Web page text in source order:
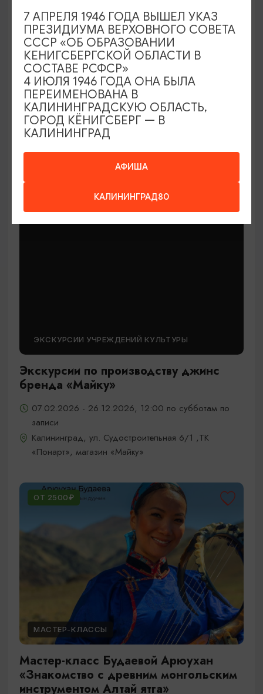
МАСТЕР-КЛАССЫ
Мастер-классы по керамике Елены
Бодяковой
Калининград, ул. Баранова, 45
ЭКСКУРСИИ УЧРЕЖДЕНИЙ КУЛЬТУРЫ
Экскурсии по производству джинс
бренда «Майку»
07.02.2026 - 26.12.2026, 12:00 по субботам по
записи
Калининград, ул. Судостроительная 6/1 ,ТК
«Понарт», магазин «Майку»
ОТ 2500₽
МАСТЕР-КЛАССЫ
Мастер-класс Будаевой Арюухан
«Знакомство с древним монгольским
инструментом Алтай ятга»
АФИША
КАЛИНИНГРАД80
7 АПРЕЛЯ 1946 ГОДА ВЫШЕЛ УКАЗ
ПРЕЗИДИУМА ВЕРХОВНОГО СОВЕТА
СССР «ОБ ОБРАЗОВАНИИ
КЕНИГСБЕРГСКОЙ ОБЛАСТИ В
СОСТАВЕ РСФСР»
4 ИЮЛЯ 1946 ГОДА ОНА БЫЛА
ПЕРЕИМЕНОВАНА В
КАЛИНИНГРАДСКУЮ ОБЛАСТЬ,
ГОРОД КЁНИГСБЕРГ — В
КАЛИНИНГРАД